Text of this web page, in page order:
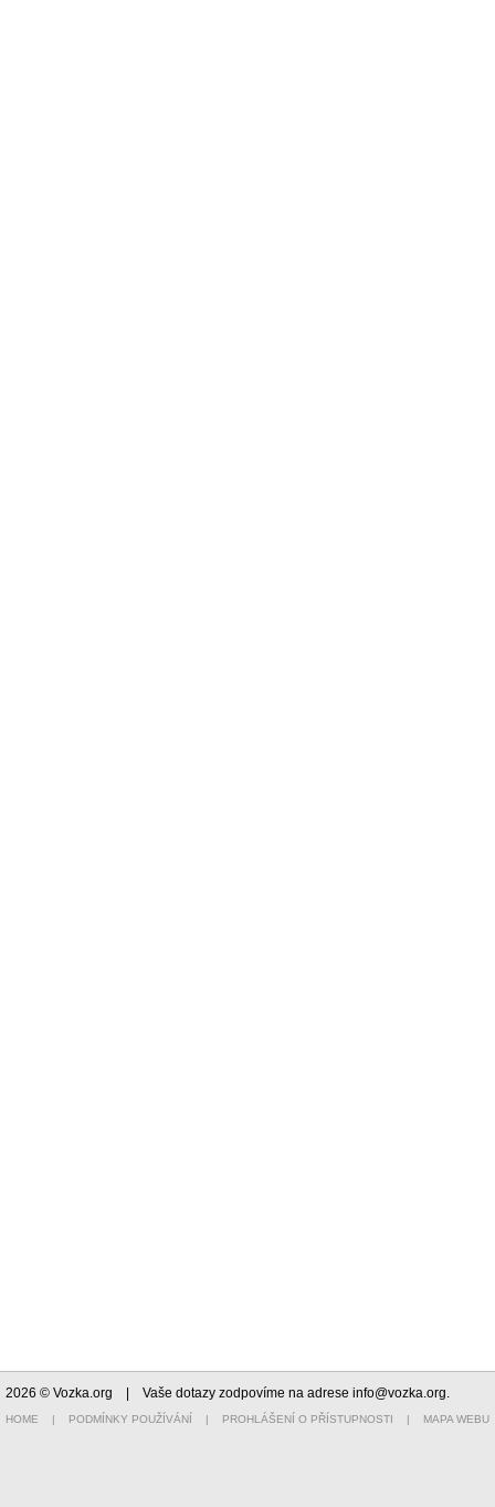
2026 © Vozka.org | Vaše dotazy zodpovíme na adrese info@vozka.org.
HOME | PODMÍNKY POUŽÍVÁNÍ | PROHLÁŠENÍ O PŘÍSTUPNOSTI | MAPA WEBU